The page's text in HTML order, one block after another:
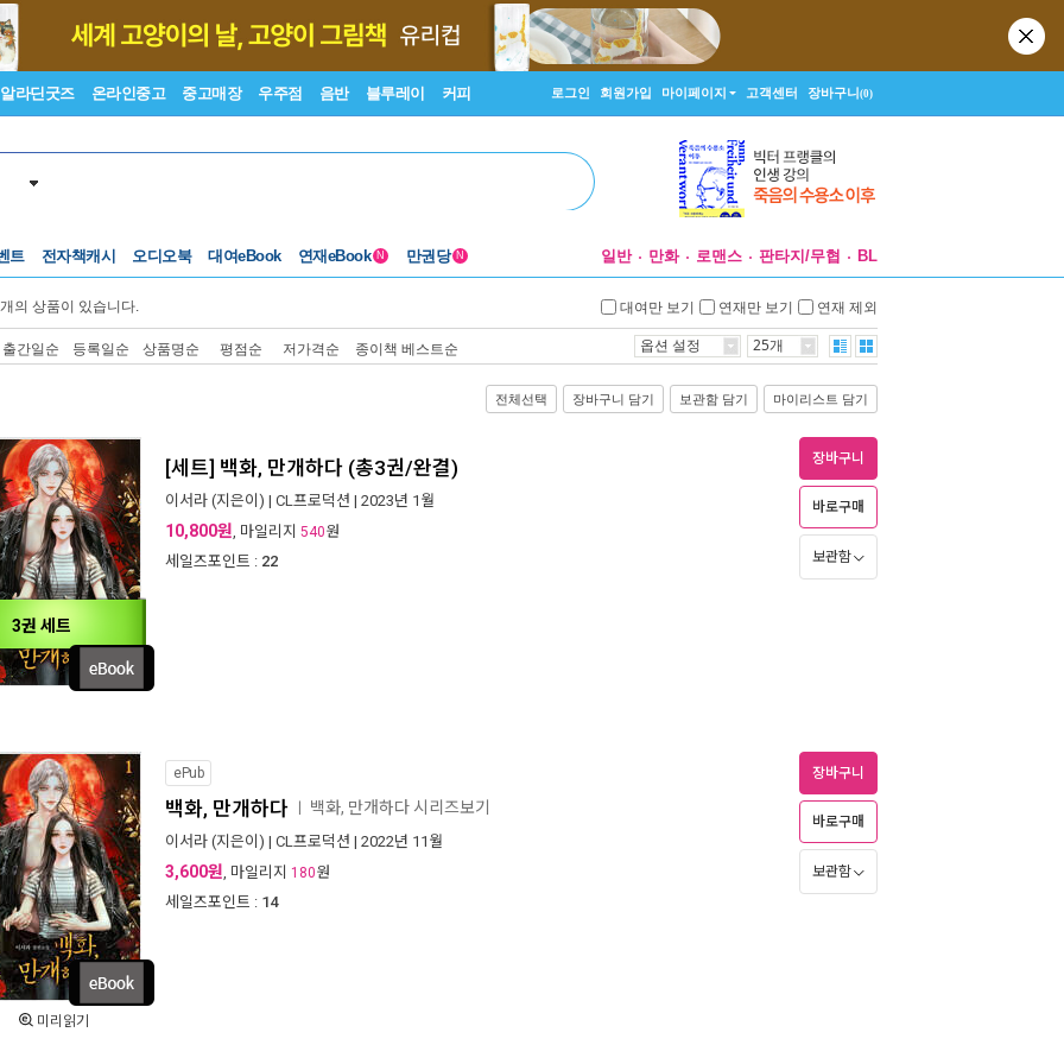
알라딘굿즈 온라인중고 중고매장 우주점 음반 블루레이 커피 로그인 회원가입 마이페이지 고객센터 장바구니(0)
트 전자책캐시 오디오북 대여eBook 연재eBook N 만권당 N 일반 만화 로맨스 판타지/무협 BL
개의 상품이 있습니다. 대여만 보기 연재만 보기 연재 제외
출간일순 등록일순 상품명순 평점순 저가격순 종이책 베스트순 옵션 설정 25개
전체선택 장바구니 담기 보관함 담기 마이리스트 담기
3권 세트
[세트] 백화, 만개하다 (총3권/완결)
이서라 (지은이) | CL프로덕션 | 2023년 1월
10,800원, 마일리지 540원
세일즈포인트 : 22
장바구니
바로구매
보관함
미리읽기
ePub
백화, 만개하다 백화, 만개하다 시리즈보기
이서라 (지은이) | CL프로덕션 | 2022년 11월
3,600원, 마일리지 180원
세일즈포인트 : 14
장바구니
바로구매
보관함